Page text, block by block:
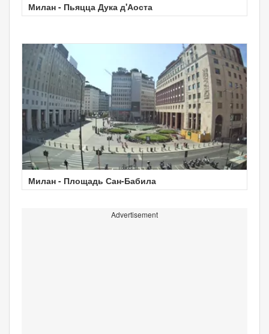
Милан - Пьяцца Дука д'Аоста
Милан - Площадь Сан-Бабила
Advertisement